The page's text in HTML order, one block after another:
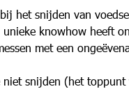
het snijden van
knowhow heeft
met een
snijden (het